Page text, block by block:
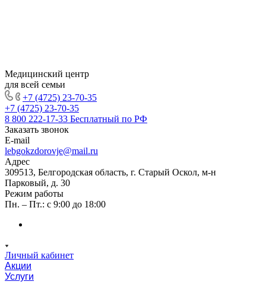
Медицинский центр
для всей семьи
+7 (4725) 23-70-35
+7 (4725) 23-70-35
8 800 222-17-33 Бесплатный по РФ
Заказать звонок
E-mail
lebgokzdorovje@mail.ru
Адрес
309513, Белгородская область, г. Старый Оскол, м-н
Парковый, д. 30
Режим работы
Пн. – Пт.: с 9:00 до 18:00
Личный кабинет
Акции
Услуги